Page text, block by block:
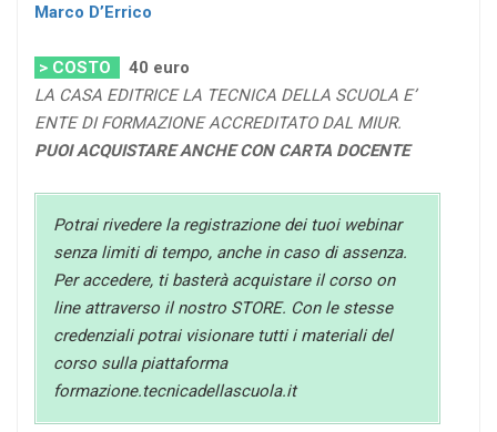
Marco D’Errico
> COSTO 40 euro
LA CASA EDITRICE LA TECNICA DELLA SCUOLA E’
ENTE DI FORMAZIONE ACCREDITATO DAL MIUR.
PUOI ACQUISTARE ANCHE CON CARTA DOCENTE
Potrai rivedere la registrazione dei tuoi webinar
senza limiti di tempo, anche in caso di assenza.
Per accedere, ti basterà acquistare il corso on
line attraverso il nostro STORE. Con le stesse
credenziali potrai visionare tutti i materiali del
corso sulla piattaforma
formazione.tecnicadellascuola.it